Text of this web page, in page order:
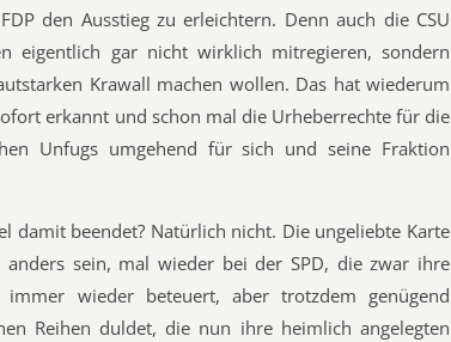
den Ausstieg zu erleichtern. Denn auch die CSU
eigentlich gar nicht wirklich mitregieren, sondern
Krawall machen wollen. Das hat wiederum
erkannt und schon mal die Urheberrechte für die
Unfugs umgehend für sich und seine Fraktion
damit beendet? Natürlich nicht. Die ungeliebte Karte
sein, mal wieder bei der SPD, die zwar ihre
immer wieder beteuert, aber trotzdem genügend
Reihen duldet, die nun ihre heimlich angelegten